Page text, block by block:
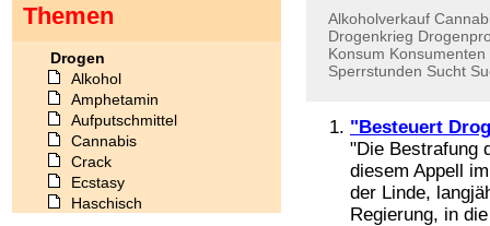
Alkoholverkauf
Drogenkrieg
Konsum Konsumenten
Sperrstunden Sucht
"Besteuert
"Die Bestrafung
diesem Appell
der Linde,
Regierung, in
Themen
Drogen
Alkohol
Amphetamin
Aufputschmittel
Cannabis
Crack
Ecstasy
Haschisch